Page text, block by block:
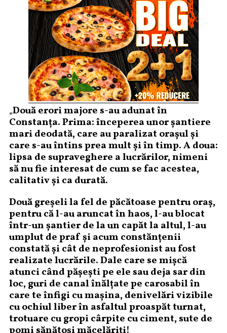
„Două erori majore s-au adunat în
Constanța. Prima: începerea unor șantiere
mari deodată, care au paralizat orașul și
care s-au întins prea mult și în timp. A doua:
lipsa de supraveghere a lucrărilor, nimeni
să nu fie interesat de cum se fac acestea,
calitativ și ca durată.
Două greșeli la fel de păcătoase pentru oraș,
pentru că l-au aruncat în haos, l-au blocat
într-un șantier de la un capăt la altul, l-au
umplut de praf și acum constănțenii
constată și cât de neprofesionist au fost
realizate lucrările. Dale care se mișcă
atunci când pășești pe ele sau deja sar din
loc, guri de canal înălțate pe carosabil în
care te înfigi cu mașina, denivelări vizibile
cu ochiul liber în asfaltul proaspăt turnat,
trotuare cu gropi cârpite cu ciment, sute de
pomi sănătoși măcelăriți!